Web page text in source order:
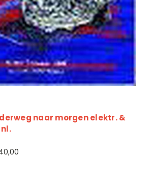
naar morgen elektr. &